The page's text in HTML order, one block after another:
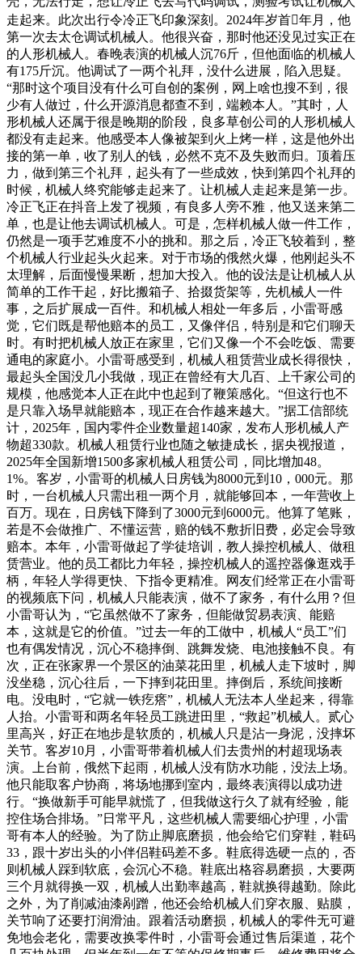
走起来。此次出行令冷正飞印象深刻。2024年岁首年月，他
第一次去太仓调试机械人。他很兴奋，那时他还没见过实正在
的人形机械人。春晚表演的机械人沉76斤，但他面临的机械人
有175斤沉。他调试了一两个礼拜，没什么进展，陷入思疑。
“那时这个项目没有什么可自创的案例，网上啥也搜不到，很
少有人做过，什么开源消息都查不到，端赖本人。”其时，人
形机械人还属于很是晚期的阶段，良多草创公司的人形机械人
都没有走起来。他感受本人像被架到火上烤一样，这是他外出
接的第一单，收了别人的钱，必然不克不及失败而归。顶着压
力，做到第三个礼拜，起头有了一些成效，快到第四个礼拜的
时候，机械人终究能够走起来了。让机械人走起来是第一步。
冷正飞正在抖音上发了视频，有良多人旁不雅，他又送来第二
单，也是让他去调试机械人。可是，怎样机械人做一件工作，
仍然是一项手艺难度不小的挑和。那之后，冷正飞较着到，整
个机械人行业起头火起来。对于市场的俄然火爆，他刚起头不
太理解，后面慢慢果断，想加大投入。他的设法是让机械人从
简单的工作干起，好比搬箱子、拾掇货架等，先机械人一件
事，之后扩展成一百件。和机械人相处一年多后，小雷哥感
觉，它们既是帮他赔本的员工，又像伴侣，特别是和它们聊天
时。有时把机械人放正在家里，它们又像一个不会吃饭、需要
通电的家庭小。小雷哥感受到，机械人租赁营业成长得很快，
最起头全国没几小我做，现正在曾经有大几百、上千家公司的
规模，他感觉本人正在此中也起到了鞭策感化。“但这行也不
是只靠入场早就能赔本，现正在合作越来越大。”据工信部统
计，2025年，国内零件企业数量超140家，发布人形机械人产
物超330款。机械人租赁行业也随之敏捷成长，据央视报道，
2025年全国新增1500多家机械人租赁公司，同比增加48。
1%。客岁，小雷哥的机械人日房钱为8000元到10，000元。那
时，一台机械人只需出租一两个月，就能够回本，一年营收上
百万。现在，日房钱下降到了3000元到6000元。他算了笔账，
若是不会做推广、不懂运营，赔的钱不敷折旧费，必定会导致
赔本。本年，小雷哥做起了学徒培训，教人操控机械人、做租
赁营业。他的员工都比力年轻，操控机械人的遥控器像逛戏手
柄，年轻人学得更快、下指令更精准。网友们经常正在小雷哥
的视频底下问，机械人只能表演，做不了家务，有什么用？但
小雷哥认为，“它虽然做不了家务，但能做贸易表演、能赔
本，这就是它的价值。”过去一年的工做中，机械人“员工”们
也有偶发情况，沉心不稳摔倒、跳舞发烧、电池接触不良。有
次，正在张家界一个景区的油菜花田里，机械人走下坡时，脚
没坐稳，沉心往后，一下摔到花田里。摔倒后，系统间接断
电。没电时，“它就一铁疙瘩”，机械人无法本人坐起来，得靠
人抬。小雷哥和两名年轻员工跳进田里，“救起”机械人。贰心
里高兴，好正在地步是软质的，机械人只是沾一身泥，没摔坏
关节。客岁10月，小雷哥带着机械人们去贵州的村超现场表
演。上台前，俄然下起雨，机械人没有防水功能，没法上场。
他只能取客户协商，将场地挪到室内，最终表演得以成功进
行。“换做新手可能早就慌了，但我做这行久了就有经验，能
控住场合排场。”日常平凡，这些机械人需要细心护理，小雷
哥有本人的经验。为了防止脚底磨损，他会给它们穿鞋，鞋码
33，跟十岁出头的小伴侣鞋码差不多。鞋底得选硬一点的，否
则机械人踩到软底，会沉心不稳。鞋底出格容易磨损，大要两
三个月就得换一双，机械人出勤率越高，鞋就换得越勤。除此
之外，为了削减油漆剐蹭，他还会给机械人们穿衣服、贴膜，
关节响了还要打润滑油。跟着活动磨损，机械人的零件无可避
免地会老化，需要改换零件时，小雷哥会通过售后渠道，花个